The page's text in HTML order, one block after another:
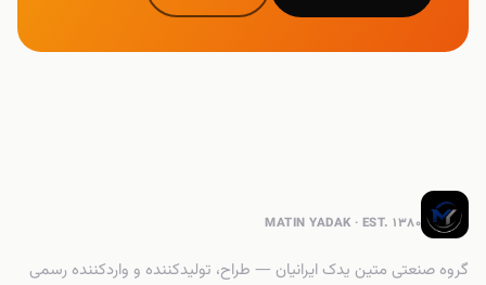
MATIN YADAK · EST. 1380
گروه صنعتی متین یدک ایرانیان — طراح، تولیدکننده و واردکننده رسمی